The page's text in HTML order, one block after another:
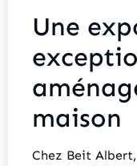
Une
maison
Chez Beit